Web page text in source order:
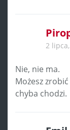
2
Nie, nie ma.
Możesz
chyba chodzi.